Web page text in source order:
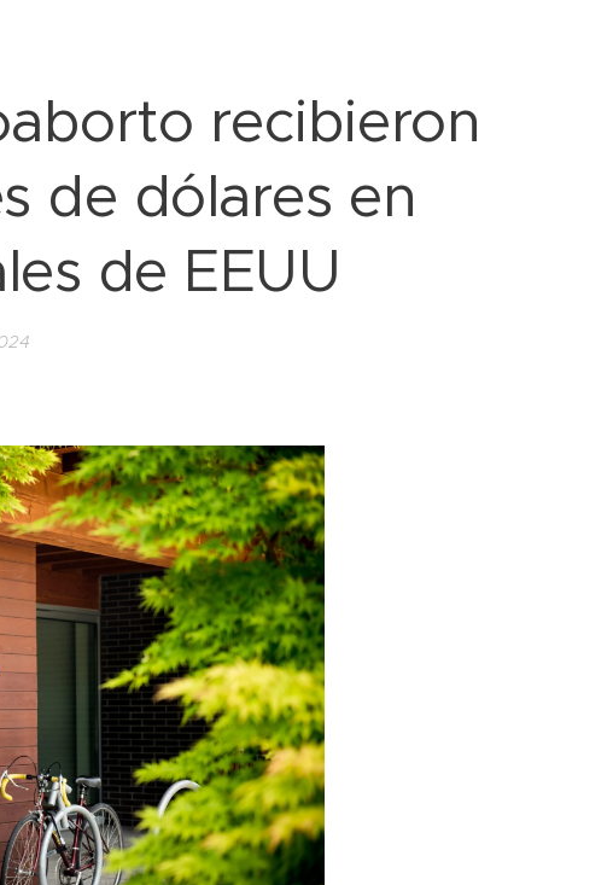
recibieron
de dólares en
de EEUU